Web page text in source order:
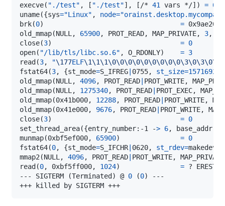
execve( "./test" , [ "./test"] , [ /* 41 vars */] ) = 0
uname({sys="Linux" , node=
brk(0) =
old_mmap(NULL, 65900, PROT_READ, MAP_PRIVATE, 3,
close(3) = 0
open( "/lib/tls/libc.so.6" , O_RDONLY) = 3
read (3, "\177ELF\1\1\1\0\0\0\0\0\0\0\0\0\3\0\3\0\1
fstat64(3, {st_mode=S_IFREG 0755, st_size=1571692
old_mmap(NULL, 4096, PROT_READ PROT_WRITE,
old_mmap(NULL, 1275340, PROT_READ PROT_EXEC,
old_mmap(0x41b000, 12288, PROT_READ PROT_WRITE,
old_mmap(0x41e000, 9676, PROT_READ PROT_WRITE,
close(3) = 0
set_thread_area({entry_number:-1 -> 6,
munmap(0xbf5ef000, 65900) = 0
fstat64(0, {st_mode=S_IFCHR 0620, st_rdev=makedev
mmap2 (NULL, 4096, PROT_READ PROT_WRITE, MAP_PRIVATE
read (0, 0xbf5ff000, 1024) = ?
--- SIGTERM
(Terminated ) @ 0 (0)